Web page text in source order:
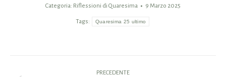
Categoria: Riflessioni di Quaresima 9 Marzo 2025
Tags: Quaresima 25 ultimo
PRECEDENTE